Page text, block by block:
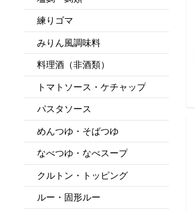
練りゴマ
みりん風調味料
料理酒（非酒類）
トマトソース・ケチャップ
パスタソース
めんつゆ・そばつゆ
なべつゆ・なべスープ
クルトン・トッピング
ルー・固形ルー